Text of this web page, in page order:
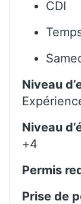
CDI
Niveau
Niveau
+4
Permis
Prise de